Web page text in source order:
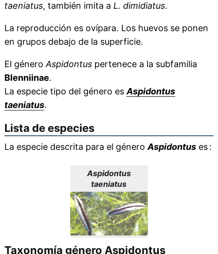
taeniatus, también imita a L. dimidiatus.
La reproducción es ovípara. Los huevos se ponen
en grupos debajo de la superficie.
El género Aspidontuspertenece a la subfamilia
Blenniinae.
La especie tipo del género es Aspidontus
taeniatus.
Lista de especies
La especie descrita para el género Aspidontuses :
Aspidontus
taeniatus
Taxonomía género Aspidontus